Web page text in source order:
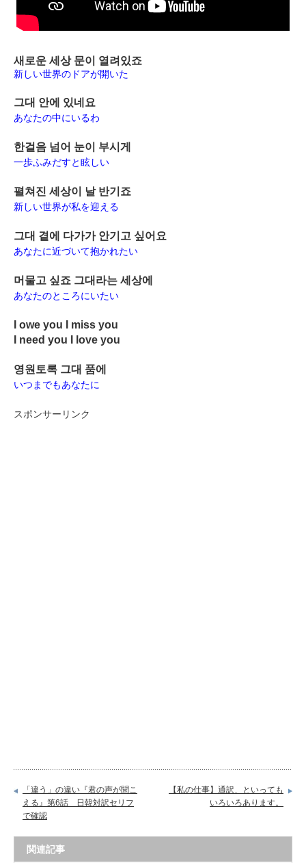
새로운 세상 문이 열려있죠
新しい世界のドアが開いた
그대 안에 있네요
あなたの中にいるわ
한걸음 넘어 눈이 부시게
一歩ふみだすと眩しい
펼쳐진 세상이 날 반기죠
新しい世界が私を迎える
그대 곁에 다가가 안기고 싶어요
あなたに近づいて抱かれたい
머물고 싶죠 그대라는 세상에
あなたのところにいたい
I owe you I miss you
I need you I love you
영원토록 그대 품에
いつまでもあなたに
スポンサーリンク
「違う」の違い『君の声が聞こ
える』第6話 日韓対訳セリフ
で確認
【私の仕事】通訳、といっても
いろいろあります。
関連記事